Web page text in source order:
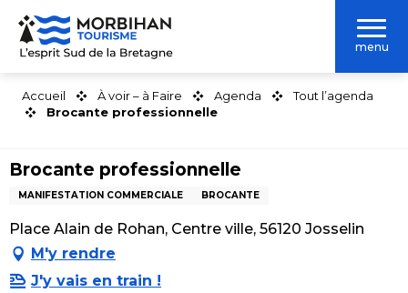
Aller
contenu
menu
Accueil À voir – à Faire Agenda
Tout l’agenda
Brocante professionnelle
Brocante professionnelle
MANIFESTATION COMMERCIALE BROCANTE
Place Alain de Rohan, Centre ville, 56120 Josselin
M'y rendre
J'y vais en train !